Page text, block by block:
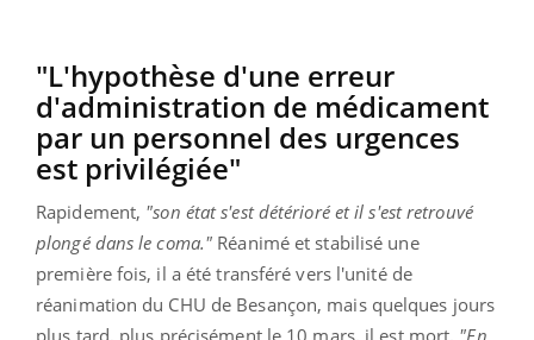
"L'hypothèse d'une erreur
d'administration de médicament
par un personnel des urgences
est privilégiée"
Rapidement, "son état s'est détérioré et il s'est retrouvé
plongé dans le coma." Réanimé et stabilisé une
première fois, il a été transféré vers l'unité de
réanimation du CHU de Besançon, mais quelques jours